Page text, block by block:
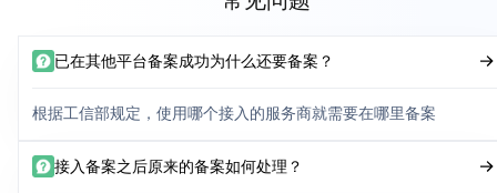
已在其他平台备案成功为什么还要备案？
根据工信部规定，使用哪个接入的服务商就需要在哪里备案
接入备案之后原来的备案如何处理？